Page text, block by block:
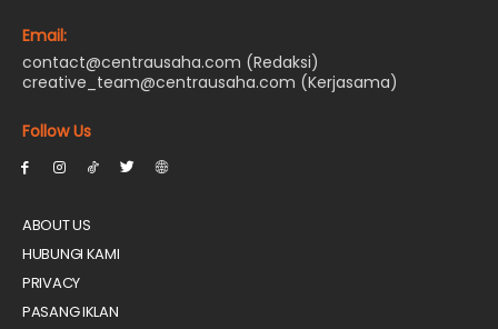
Email:
contact@centrausaha.com (Redaksi)
creative_team@centrausaha.com (Kerjasama)
Follow Us
ABOUT US
HUBUNGI KAMI
PRIVACY
PASANG IKLAN